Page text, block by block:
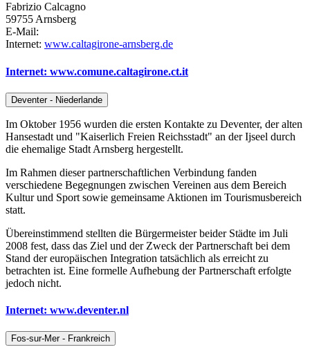
Fabrizio Calcagno
59755 Arnsberg
E-Mail:
Internet: www.caltagirone-arnsberg.de
Internet: www.comune.caltagirone.ct.it
Deventer - Niederlande
Im Oktober 1956 wurden die ersten Kontakte zu Deventer, der alten
Hansestadt und "Kaiserlich Freien Reichsstadt" an der Ijseel durch
die ehemalige Stadt Arnsberg hergestellt.
Im Rahmen dieser partnerschaftlichen Verbindung fanden
verschiedene Begegnungen zwischen Vereinen aus dem Bereich
Kultur und Sport sowie gemeinsame Aktionen im Tourismusbereich
statt.
Übereinstimmend stellten die Bürgermeister beider Städte im Juli
2008 fest, dass das Ziel und der Zweck der Partnerschaft bei dem
Stand der europäischen Integration tatsächlich als erreicht zu
betrachten ist. Eine formelle Aufhebung der Partnerschaft erfolgte
jedoch nicht.
Internet: www.deventer.nl
Fos-sur-Mer - Frankreich